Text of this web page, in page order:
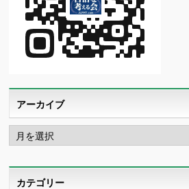
アーカイブ
ア
ー
カ
カテゴリー